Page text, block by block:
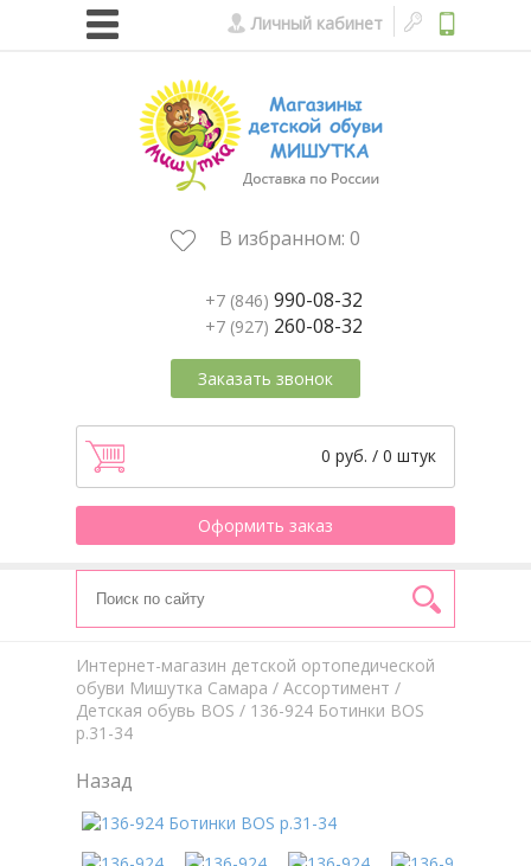
Личный кабинет
В избранном: 0
+7 (846) 990-08-32
+7 (927) 260-08-32
Заказать звонок
0 руб. / 0 штук
Оформить заказ
Интернет-магазин детской ортопедической
обуви Мишутка Самара / Aссортимент /
Детская обувь BOS / 136-924 Ботинки BOS
р.31-34
Назад